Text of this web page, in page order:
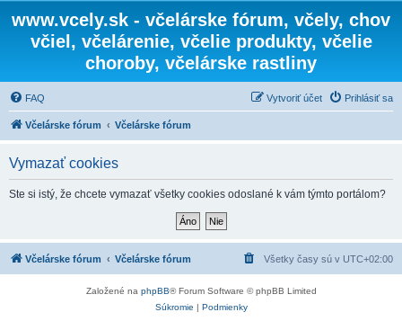
www.vcely.sk - včelárske fórum, včely, chov
včiel, včelárenie, včelie produkty, včelie
choroby, včelárske rastliny
FAQ Prihlásiť sa
Vytvoriť účet
Včelárske fórum Včelárske fórum
Vymazať cookies
Ste si istý, že chcete vymazať všetky cookies odoslané k vám týmto portálom?
Včelárske fórum Včelárske fórum Všetky časy sú v UTC+02:00
Založené na phpBB® Forum Software © phpBB Limited
Súkromie | Podmienky